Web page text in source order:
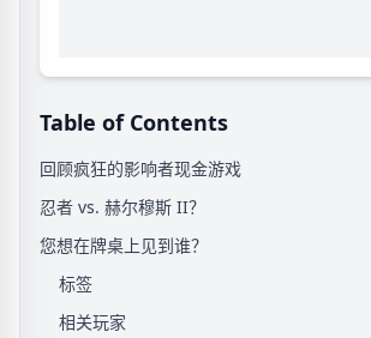
Table of Contents
回顾疯狂的影响者现金游戏
忍者 vs. 赫尔穆斯 II？
您想在牌桌上见到谁？
标签
相关玩家